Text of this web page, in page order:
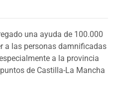
una ayuda de 100.000
a las personas damnificadas
a la provincia
de Castilla-La Mancha